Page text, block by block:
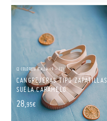
(2 COLORES) (TALLA 19 - 32)
CANGREJERAS TIPO ZAPATILLAS
SUELA CARAMELO
28, 95€